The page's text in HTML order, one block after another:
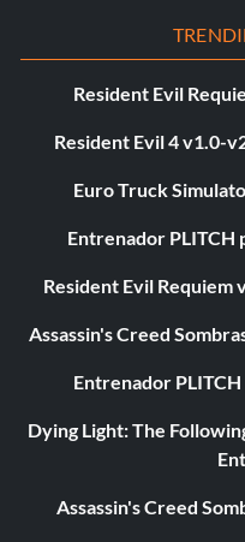
Resident Evil
Resident Evil 4 v1.0-
Euro Truck
Entrenador PLITCH
Resident Evil Requiem
Assassin's Creed
Entrenador
Dying Light: The
Assassin's Creed